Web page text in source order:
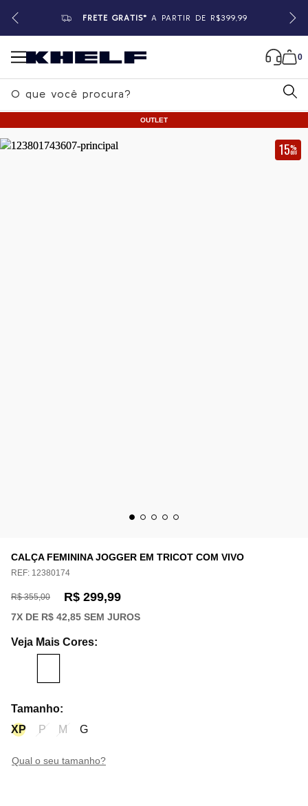
FRETE GRÁTIS* A PARTIR DE R$399,99
0
B
u
s
c
a
OUTLET
15%
OFF
CALÇA FEMININA JOGGER EM TRICOT COM VIVO
REF: 12380174
R$ 355,00 R$ 299,99
7X DE R$ 42,85 SEM JUROS
Veja Mais Cores:
Tamanho:
XP
P M G
qual o seu tamanho?